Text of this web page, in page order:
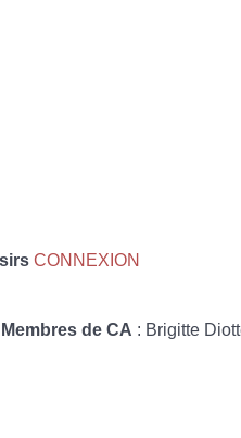
CONNEXION
Membres de CA : Brigitte